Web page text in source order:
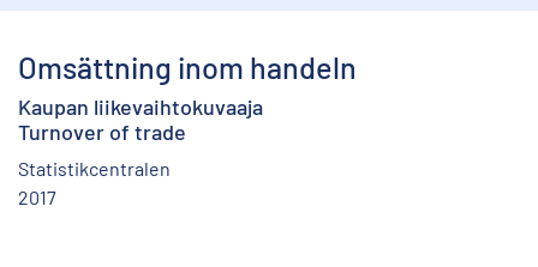
Omsättning inom handeln
Kaupan liikevaihtokuvaaja
Turnover of trade
Statistikcentralen
2017